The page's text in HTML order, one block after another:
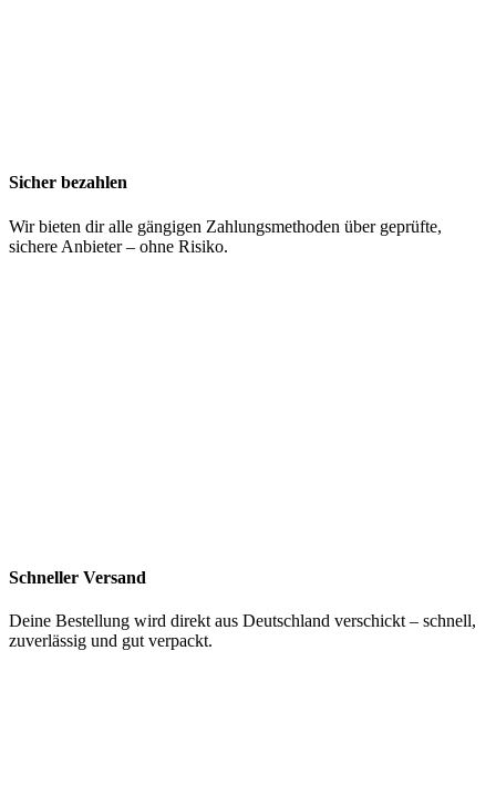
Sicher bezahlen
Wir bieten dir alle gängigen Zahlungsmethoden über geprüfte,
sichere Anbieter – ohne Risiko.
Schneller Versand
Deine Bestellung wird direkt aus Deutschland verschickt – schnell,
zuverlässig und gut verpackt.